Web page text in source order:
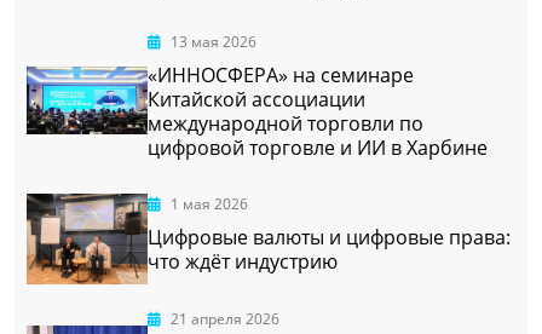
13 мая 2026
«ИННОСФЕРА» на семинаре
Китайской ассоциации
международной торговли по
цифровой торговле и ИИ в Харбине
1 мая 2026
Цифровые валюты и цифровые права:
что ждёт индустрию
21 апреля 2026